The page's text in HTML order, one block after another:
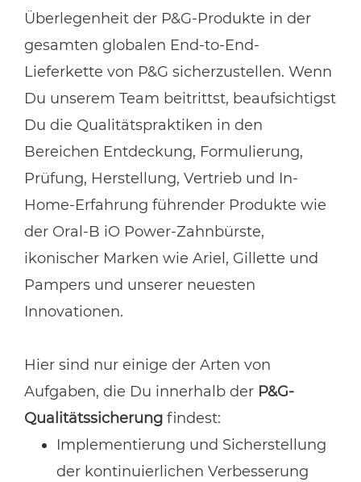
Überlegenheit der P&G-Produkte in der
gesamten globalen End-to-End-
Lieferkette von P&G sicherzustellen. Wenn
Du unserem Team beitrittst, beaufsichtigst
Du die Qualitätspraktiken in den
Bereichen Entdeckung, Formulierung,
Prüfung, Herstellung, Vertrieb und In-
Home-Erfahrung führender Produkte wie
der Oral-B iO Power-Zahnbürste,
ikonischer Marken wie Ariel, Gillette und
Pampers und unserer neuesten
Innovationen.
Hier sind nur einige der Arten von
Aufgaben, die Du innerhalb der P&G-
Qualitätssicherung findest:
Implementierung und Sicherstellung
der kontinuierlichen Verbesserung